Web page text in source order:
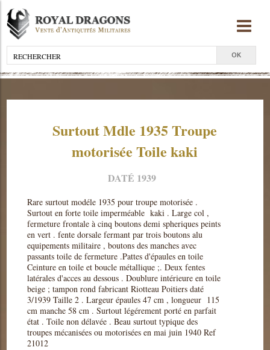
Surtout Mdle 1935 Troupe
motorisée Toile kaki
DATÉ 1939
Rare surtout modéle 1935 pour troupe motorisée .
Surtout en forte toile imperméable kaki . Large col ,
fermeture frontale à cinq boutons demi spheriques peints
en vert . fente dorsale fermant par trois boutons alu
equipements militaire , boutons des manches avec
passants toile de fermeture .Pattes d'épaules en toile
Ceinture en toile et boucle métallique ;. Deux fentes
latérales d'acces au dessous . Doublure intérieure en toile
beige ; tampon rond fabricant Riotteau Poitiers daté
3/1939 Taille 2 . Largeur épaules 47 cm , longueur 115
cm manche 58 cm . Surtout légérement porté en parfait
état . Toile non délavée . Beau surtout typique des
troupes mécanisées ou motorisées en mai juin 1940 Ref
21012